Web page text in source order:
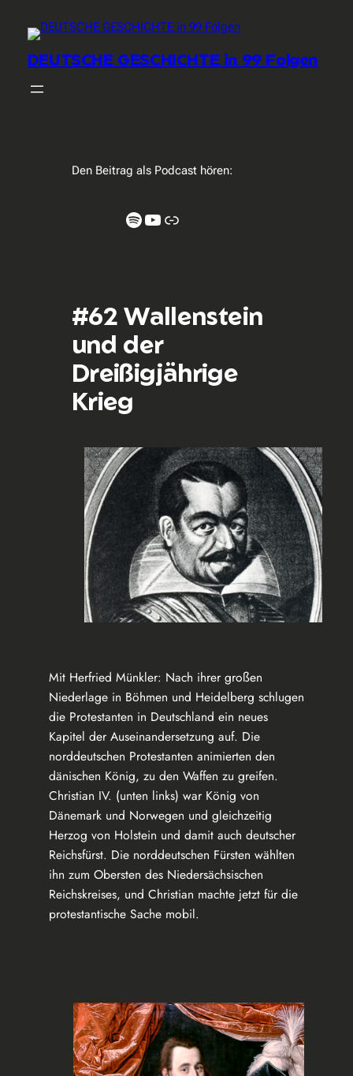
DEUTSCHE GESCHICHTE in 99 Folgen
Den Beitrag als Podcast hören:
Spotify YouTube Link
#62 Wallenstein
und der
Dreißigjährige
Krieg
Mit Herfried Münkler: Nach ihrer großen
Niederlage in Böhmen und Heidelberg schlugen
die Protestanten in Deutschland ein neues
Kapitel der Auseinandersetzung auf. Die
norddeutschen Protestanten animierten den
dänischen König, zu den Waffen zu greifen.
Christian IV. (unten links) war König von
Dänemark und Norwegen und gleichzeitig
Herzog von Holstein und damit auch deutscher
Reichsfürst. Die norddeutschen Fürsten wählten
ihn zum Obersten des Niedersächsischen
Reichskreises, und Christian machte jetzt für die
protestantische Sache mobil.